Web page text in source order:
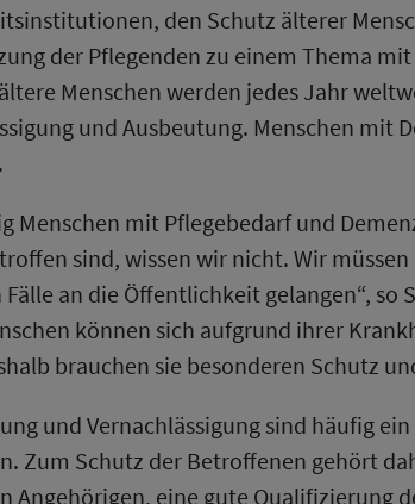
den Schutz älterer
der Pflegenden zu einem Thema
Menschen werden jedes Jahr
und Ausbeutung. Menschen mit
Menschen mit Pflegebedarf und
sind, wissen wir nicht. Wir
an die Öffentlichkeit gelangen“, so
können sich aufgrund ihrer
brauchen sie besonderen Schutz
und Vernachlässigung sind häufig
Zum Schutz der Betroffenen gehört
Angehörigen, eine gute Qualifizierung